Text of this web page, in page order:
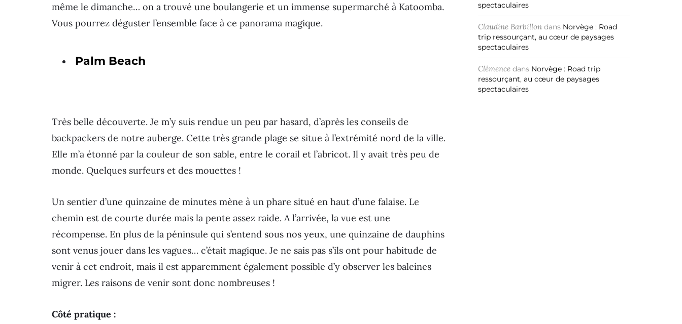
même le dimanche… on a trouvé une boulangerie et un immense supermarché à Katoomba.
Vous pourrez déguster l’ensemble face à ce panorama magique.
Palm Beach
Très belle découverte. Je m’y suis rendue un peu par hasard, d’après les conseils de
backpackers de notre auberge. Cette très grande plage se situe à l’extrémité nord de la ville.
Elle m’a étonné par la couleur de son sable, entre le corail et l’abricot. Il y avait très peu de
monde. Quelques surfeurs et des mouettes !
Un sentier d’une quinzaine de minutes mène à un phare situé en haut d’une falaise. Le
chemin est de courte durée mais la pente assez raide. A l’arrivée, la vue est une
récompense. En plus de la péninsule qui s’entend sous nos yeux, une quinzaine de dauphins
sont venus jouer dans les vagues… c’était magique. Je ne sais pas s’ils ont pour habitude de
venir à cet endroit, mais il est apparemment également possible d’y observer les baleines
migrer. Les raisons de venir sont donc nombreuses !
Côté pratique :
spectaculaires
Claudine Barbillon dans Norvège : Road
trip ressourçant, au cœur de paysages
spectaculaires
Clémence dans Norvège : Road trip
ressourçant, au cœur de paysages
spectaculaires